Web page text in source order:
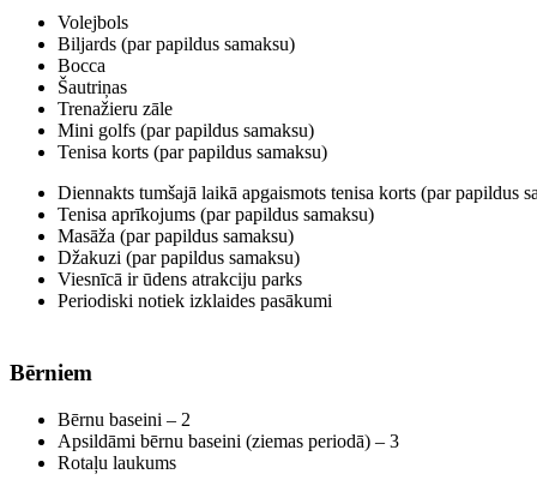
Volejbols
Biljards (par papildus samaksu)
Bocca
Šautriņas
Trenažieru zāle
Mini golfs (par papildus samaksu)
Tenisa korts (par papildus samaksu)
Diennakts tumšajā laikā apgaismots tenisa korts (par papildus
Tenisa aprīkojums (par papildus samaksu)
Masāža (par papildus samaksu)
Džakuzi (par papildus samaksu)
Viesnīcā ir ūdens atrakciju parks
Periodiski notiek izklaides pasākumi
Bērniem
Bērnu baseini – 2
Apsildāmi bērnu baseini (ziemas periodā) – 3
Rotaļu laukums